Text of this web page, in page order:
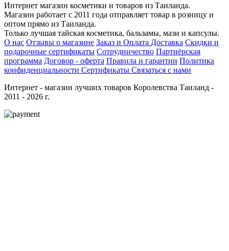
Интернет магазин косметики и товаров из Таиланда.
Магазин работает с 2011 года отправляет товар в розницу и
оптом прямо из Таиланда.
Только лучшая тайская косметика, бальзамы, мази и капсулы.
О нас Отзывы о магазине Заказ и Оплата Доставка Скидки и
подарочные сертификаты Сотрудничество Партнёрская
программа Договор - оферта Правила и гарантии Политика
конфиденциальности Сертификаты Связаться с нами
Интернет - магазин лучших товаров Королевства Таиланд -
2011 - 2026 г.